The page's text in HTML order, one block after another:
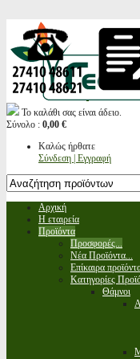
Το καλάθι σας είναι άδειο.
Σύνολο : 0,00 €
Καλώς ήρθατε
Σύνδεση | Εγγραφή
Αρχική
Η εταιρεία
Προϊόντα
Προσφορές...
Νέα Προϊόντα...
Επίκαιρα
Κατηγορίες
Θάμνοι